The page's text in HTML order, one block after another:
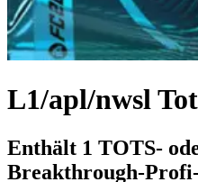
L1/apl/nwsl
Enthält 1 TOTS-
Breakthrough-